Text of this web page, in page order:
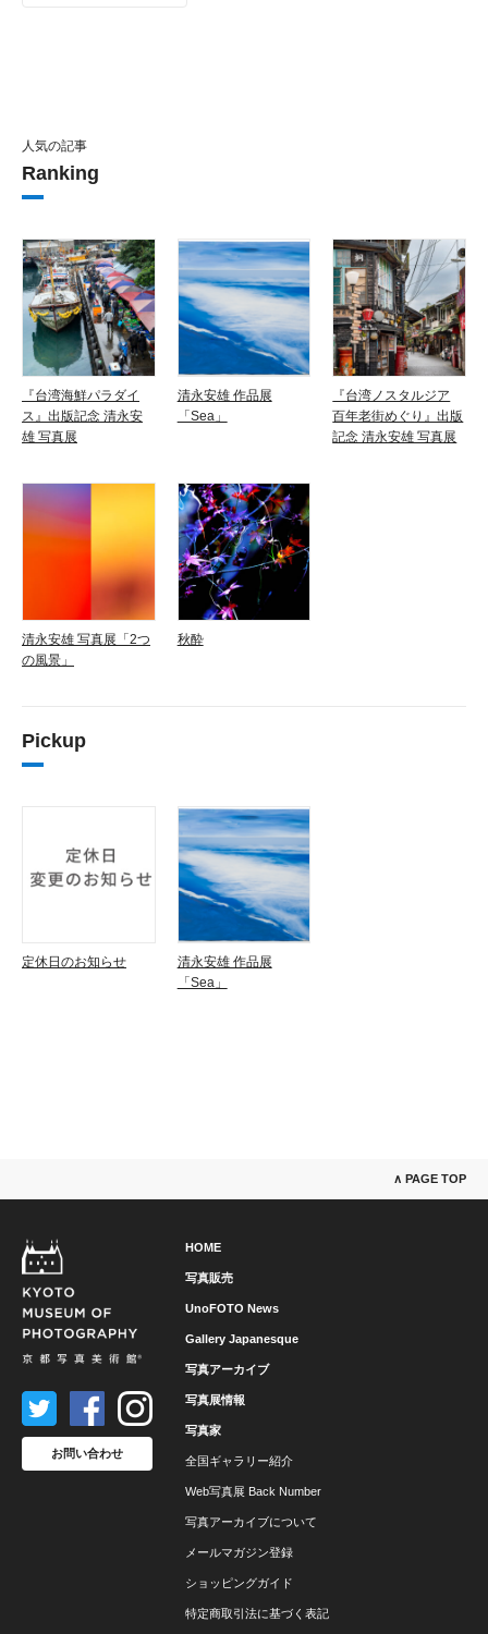
人気の記事
Ranking
『台湾海鮮パラダイ
ス』出版記念 清永安
雄 写真展
清永安雄 作品展
「Sea」
『台湾ノスタルジア
百年老街めぐり』出版
記念 清永安雄 写真展
清永安雄 写真展「2つ
の風景」
秋酔
Pickup
定休日のお知らせ
清永安雄 作品展
「Sea」
∧ PAGE TOP
HOME
写真販売
UnoFOTO News
Gallery Japanesque
写真アーカイブ
写真展情報
写真家
全国ギャラリー紹介
Web写真展 Back Number
写真アーカイブについて
メールマガジン登録
ショッピングガイド
特定商取引法に基づく表記
お問い合わせ